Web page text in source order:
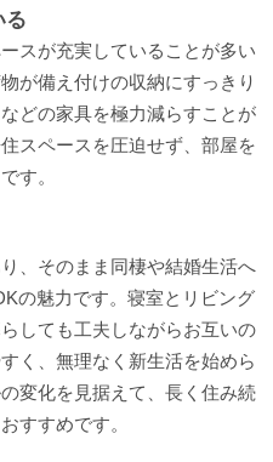
る
スが充実していることが多い
が備え付けの収納にすっきり
どの家具を極力減らすことが
スペースを圧迫せず、部屋を
す。
、そのまま同棲や結婚生活へ
の魅力です。寝室とリビング
しても工夫しながらお互いの
く、無理なく新生活を始めら
変化を見据えて、長く住み続
すすめです。